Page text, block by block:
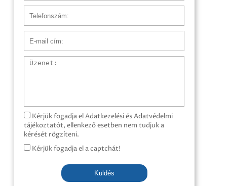
Üzenet
Kérjük fogadja el Adatkezelési és Adatvédelmi
tájékoztatót, ellenkező esetben nem tudjuk a
kérését rögzíteni.
Kérjük fogadja el a captchát!
Küldés